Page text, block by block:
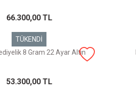
66.300,00 TL
TÜKENDİ
8 Gram 22 Ayar Altın
53.300,00 TL